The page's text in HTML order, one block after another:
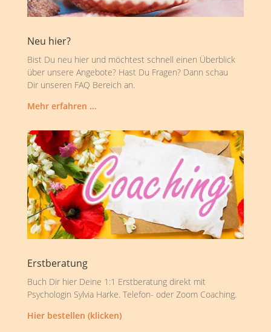
Neu hier?
Bist Du neu hier und möchtest schnell einen Überblick
über unsere Angebote? Hast Du Fragen? Dann schau
Dir unseren FAQ Bereich an.
Mehr erfahren …
Erstberatung
Buch Dir hier Deine 1:1 Erstberatung direkt mit
Psychologin Sylvia Harke. Telefon- oder Zoom Coaching.
Hier bestellen (klicken)